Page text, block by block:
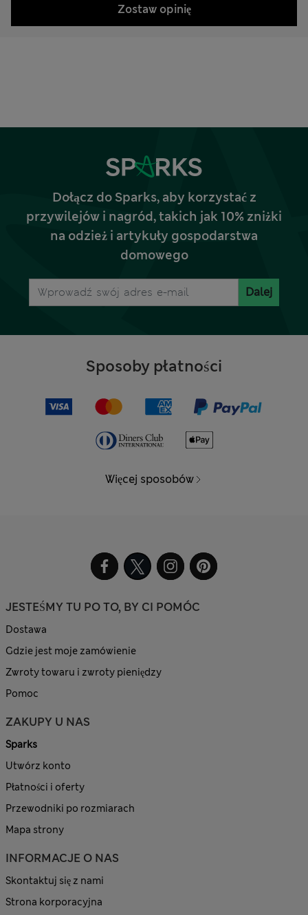
Zostaw opinię
Dołącz do Sparks, aby korzystać z
przywilejów i nagród, takich jak 10% zniżki
na odzież i artykuły gospodarstwa
domowego
Dalej
Sposoby płatności
Więcej sposobów
JESTEŚMY TU PO TO, BY CI POMÓC
Dostawa
Gdzie jest moje zamówienie
Zwroty towaru i zwroty pieniędzy
Pomoc
ZAKUPY U NAS
Sparks
Utwórz konto
Płatności i oferty
Przewodniki po rozmiarach
Mapa strony
INFORMACJE O NAS
Skontaktuj się z nami
Strona korporacyjna